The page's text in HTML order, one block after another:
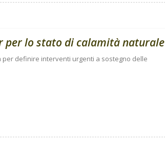
per lo stato di calamità naturale
definire interventi urgenti a sostegno delle